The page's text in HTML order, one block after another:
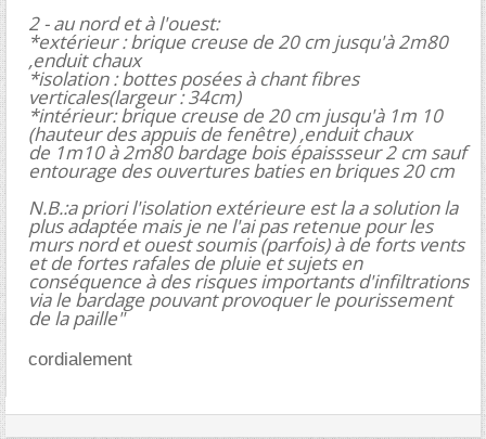
2 - au nord et à l'ouest:
*extérieur : brique creuse de 20 cm jusqu'à 2m80
,enduit chaux
*isolation : bottes posées à chant fibres
verticales(largeur : 34cm)
*intérieur: brique creuse de 20 cm jusqu'à 1m 10
(hauteur des appuis de fenêtre) ,enduit chaux
de 1m10 à 2m80 bardage bois épaissseur 2 cm sauf
entourage des ouvertures baties en briques 20 cm
N.B.:a priori l'isolation extérieure est la a solution la
plus adaptée mais je ne l'ai pas retenue pour les
murs nord et ouest soumis (parfois) à de forts vents
et de fortes rafales de pluie et sujets en
conséquence à des risques importants d'infiltrations
via le bardage pouvant provoquer le pourissement
de la paille"
cordialement